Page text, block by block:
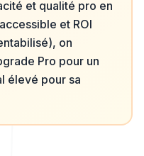
et qualité pro en
et ROI
on
Pro pour un
élevé pour sa